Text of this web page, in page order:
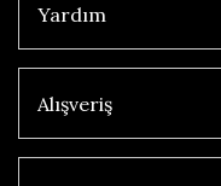
Yardım
Alışveriş